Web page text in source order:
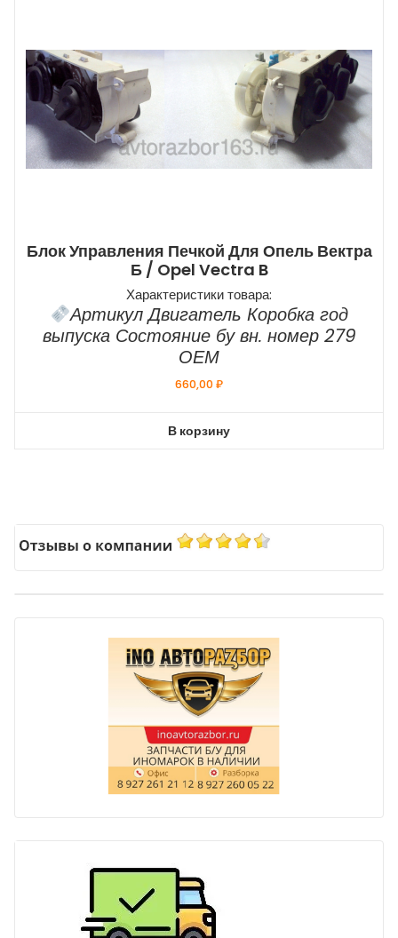
Блок Управления Печкой Для Опель Вектра
Б / Opel Vectra B
Характеристики товара:
Артикул Двигатель Коробка год
выпуска Состояние бу вн. номер 279
ОЕМ
660,00₽
В корзину